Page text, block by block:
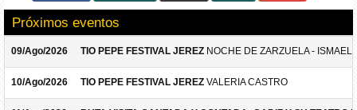
Próximos eventos
09/Ago/2026 TIO PEPE FESTIVAL JEREZ NOCHE DE ZARZUELA -
10/Ago/2026 TIO PEPE FESTIVAL JEREZ VALERIA CASTRO